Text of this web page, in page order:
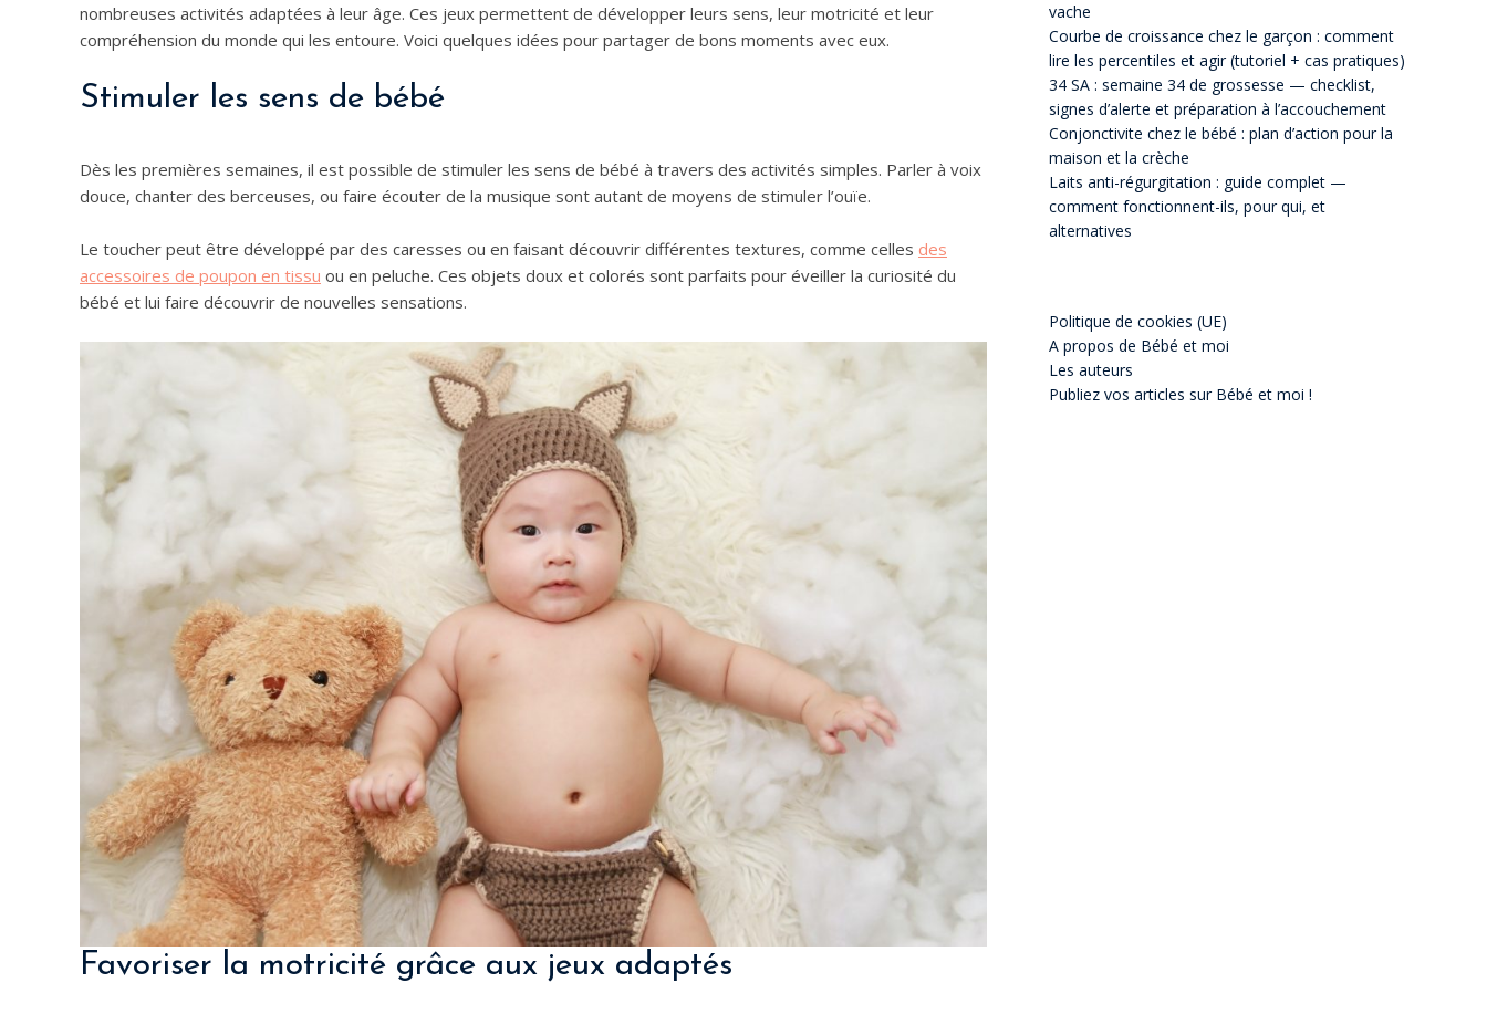
nombreuses activités adaptées à leur âge. Ces jeux permettent de développer leurs sens, leur motricité et leur
compréhension du monde qui les entoure. Voici quelques idées pour partager de bons moments avec eux.
Stimuler les sens de bébé
Dès les premières semaines, il est possible de stimuler les sens de bébé à travers des activités simples. Parler à voix
douce, chanter des berceuses, ou faire écouter de la musique sont autant de moyens de stimuler l’ouïe.
Le toucher peut être développé par des caresses ou en faisant découvrir différentes textures, comme celles des
accessoires de poupon en tissu ou en peluche. Ces objets doux et colorés sont parfaits pour éveiller la curiosité du
bébé et lui faire découvrir de nouvelles sensations.
Favoriser la motricité grâce aux jeux adaptés
vache
Courbe de croissance chez le garçon : comment
lire les percentiles et agir (tutoriel + cas pratiques)
34 SA : semaine 34 de grossesse — checklist,
signes d’alerte et préparation à l’accouchement
Conjonctivite chez le bébé : plan d’action pour la
maison et la crèche
Laits anti-régurgitation : guide complet —
comment fonctionnent-ils, pour qui, et
alternatives
Politique de cookies (UE)
A propos de Bébé et moi
Les auteurs
Publiez vos articles sur Bébé et moi !